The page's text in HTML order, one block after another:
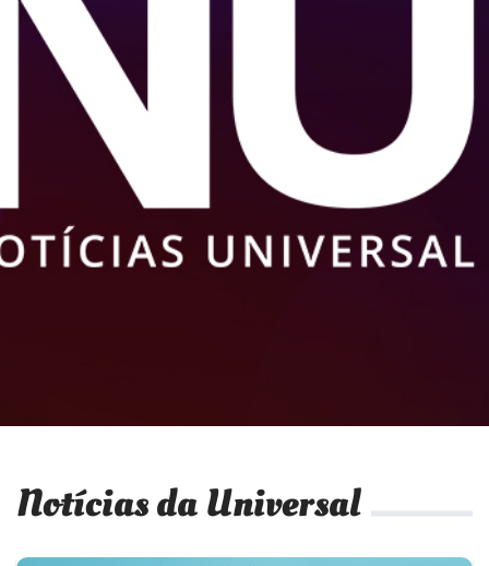
Notícias da Universal